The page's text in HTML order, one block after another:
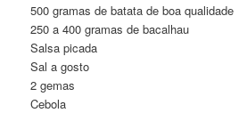
500 gramas de batata de boa qualidade
250 a 400 gramas de bacalhau
Salsa picada
Sal a gosto
2 gemas
Cebola